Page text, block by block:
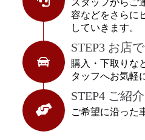
容などをさらに
していきます。
STEP3 お店
購入・下取りな
タッフへお気軽
STEP4 ご紹
ご希望に沿った